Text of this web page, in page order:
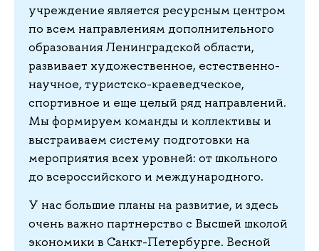
учреждение является ресурсным центром
по всем направлениям дополнительного
образования Ленинградской области,
развивает художественное, естественно-
научное, туристско-краеведческое,
спортивное и еще целый ряд направлений.
Мы формируем команды и коллективы и
выстраиваем систему подготовки на
мероприятия всех уровней: от школьного
до всероссийского и международного.
У нас большие планы на развитие, и здесь
очень важно партнерство с Высшей школой
экономики в Санкт-Петербурге. Весной